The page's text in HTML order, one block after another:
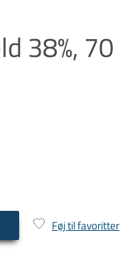
38%, 70
Føj til favoritter